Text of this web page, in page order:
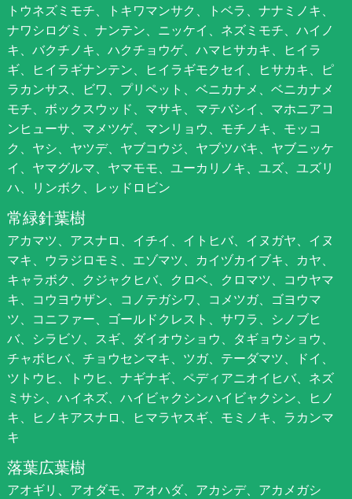
トウネズミモチ、トキワマンサク、トベラ、ナナミノキ、
ナワシログミ、ナンテン、ニッケイ、ネズミモチ、ハイノ
キ、バクチノキ、ハクチョウゲ、ハマヒサカキ、ヒイラ
ギ、ヒイラギナンテン、ヒイラギモクセイ、ヒサカキ、ピ
ラカンサス、ビワ、プリペット、ベニカナメ、ベニカナメ
モチ、ボックスウッド、マサキ、マテバシイ、マホニアコ
ンヒューサ、マメツゲ、マンリョウ、モチノキ、モッコ
ク、ヤシ、ヤツデ、ヤブコウジ、ヤブツバキ、ヤブニッケ
イ、ヤマグルマ、ヤマモモ、ユーカリノキ、ユズ、ユズリ
ハ、リンボク、レッドロビン
常緑針葉樹
アカマツ、アスナロ、イチイ、イトヒバ、イヌガヤ、イヌ
マキ、ウラジロモミ、エゾマツ、カイヅカイブキ、カヤ、
キャラボク、クジャクヒバ、クロベ、クロマツ、コウヤマ
キ、コウヨウザン、コノテガシワ、コメツガ、ゴヨウマ
ツ、コニファー、ゴールドクレスト、サワラ、シノブヒ
バ、シラビソ、スギ、ダイオウショウ、タギョウショウ、
チャボヒバ、チョウセンマキ、ツガ、テーダマツ、ドイ、
ツトウヒ、トウヒ、ナギナギ、ペディアニオイヒバ、ネズ
ミサシ、ハイネズ、ハイビャクシンハイビャクシン、ヒノ
キ、ヒノキアスナロ、ヒマラヤスギ、モミノキ、ラカンマ
キ
落葉広葉樹
アオギリ、アオダモ、アオハダ、アカシデ、アカメガシ